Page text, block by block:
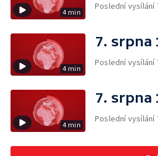
4 min
Poslední vysílání
4 min
7. srpna
Poslední vysílání
4 min
7. srpna
Poslední vysílání